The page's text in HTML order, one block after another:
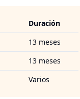
Duración
13 meses
13 meses
Varios